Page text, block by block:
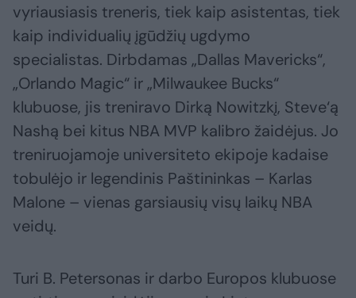
vyriausiasis treneris, tiek kaip asistentas, tiek
kaip individualių įgūdžių ugdymo
specialistas. Dirbdamas „Dallas Mavericks“,
„Orlando Magic“ ir „Milwaukee Bucks“
klubuose, jis treniravo Dirką Nowitzkį, Steve‘ą
Nashą bei kitus NBA MVP kalibro žaidėjus. Jo
treniruojamoje universiteto ekipoje kadaise
tobulėjo ir legendinis Paštininkas – Karlas
Malone – vienas garsiausių visų laikų NBA
veidų.
Turi B. Petersonas ir darbo Europos klubuose